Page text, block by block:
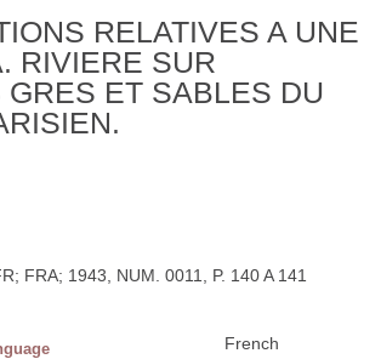
RELATIVES A UNE
RIVIERE SUR
GRES ET SABLES DU
FRA; 1943, NUM. 0011, P. 140 A 141
French